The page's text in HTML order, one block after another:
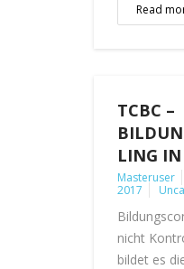
Read
TCBC –
LING IN
Masteruser
2017
nicht
bildet es